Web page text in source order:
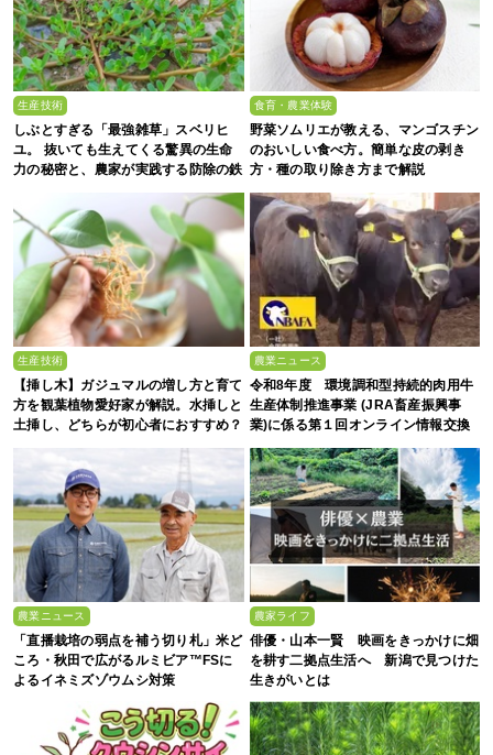
生産技術
しぶとすぎる「最強雑草」スベリヒ
ユ。 抜いても生えてくる驚異の生命
力の秘密と、農家が実践する防除の鉄
食育・農業体験
野菜ソムリエが教える、マンゴスチン
のおいしい食べ方。簡単な皮の剥き
方・種の取り除き方まで解説
生産技術
【挿し木】ガジュマルの増し方と育て
方を観葉植物愛好家が解説。水挿しと
土挿し、どちらが初心者におすすめ？
農業ニュース
令和8年度 環境調和型持続的肉用牛
生産体制推進事業 (JRA畜産振興事
業)に係る第１回オンライン情報交換
会
農業ニュース
「直播栽培の弱点を補う切り札」米ど
ころ・秋田で広がるルミビア™FSに
よるイネミズゾウムシ対策
農家ライフ
俳優・山本一賢 映画をきっかけに畑
を耕す二拠点生活へ 新潟で見つけた
生きがいとは